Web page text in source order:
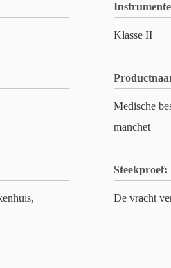
Klasse II
Medische
manchet
Steekproef:
De vracht